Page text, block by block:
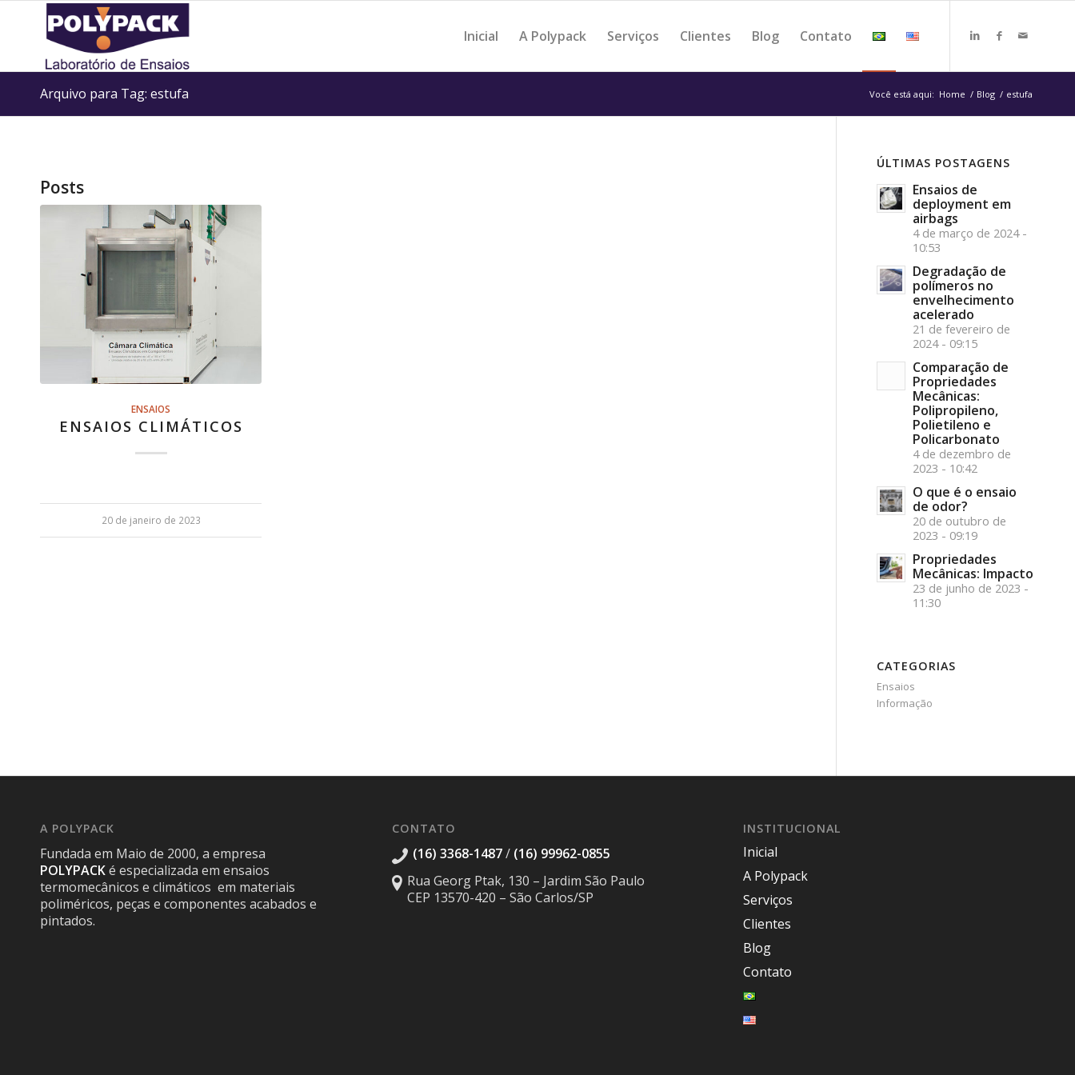
Inicial A Polypack Serviços Clientes Blog Contato
Arquivo para Tag: estufa Você está aqui: Home / Blog / estufa
Posts
ENSAIOS
ENSAIOS CLIMÁTICOS
20 de janeiro de 2023
ÚLTIMAS POSTAGENS
Ensaios de
deployment em
airbags
4 de março de 2024 -
10:53
Degradação de
polímeros no
envelhecimento
acelerado
21 de fevereiro de
2024 - 09:15
Comparação de
Propriedades
Mecânicas:
Polipropileno,
Polietileno e
Policarbonato
4 de dezembro de
2023 - 10:42
O que é o ensaio
de odor?
20 de outubro de
2023 - 09:19
Propriedades
Mecânicas: Impacto
23 de junho de 2023 -
11:30
CATEGORIAS
Ensaios
Informação
A POLYPACK
Fundada em Maio de 2000, a empresa
POLYPACKé especializada em ensaios
termomecânicos e climáticos em materiais
poliméricos, peças e componentes acabados e
pintados.
CONTATO
(16) 3368-1487/ (16) 99962-0855
Rua Georg Ptak, 130 – Jardim São Paulo
CEP 13570-420 – São Carlos/SP
INSTITUCIONAL
Inicial
A Polypack
Serviços
Clientes
Blog
Contato